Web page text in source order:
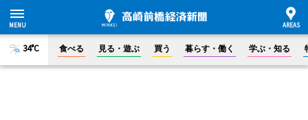
34°C 食べる 見る・遊ぶ 買う 暮らす・働く 学ぶ・知る